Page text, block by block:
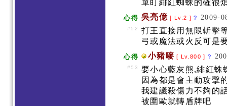
單盯緋紅蜘蛛的確很
心得 吳亮億 [ Lv.2 ]? 2009-
#52
打王直接用無限斬擊
弓或魔法或火反可是
心得 小豬嘜 [ Lv.800 ] ?
#53
要小心藍灰熊,緋紅
因為都是會主動攻擊
我建議殺傷力不夠的
被圍歐就轉盾牌吧